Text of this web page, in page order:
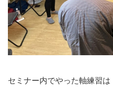
セミナー内でやった軸練習は